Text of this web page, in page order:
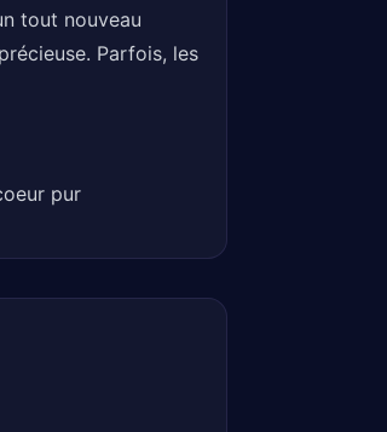
tout nouveau
Parfois, les
pur